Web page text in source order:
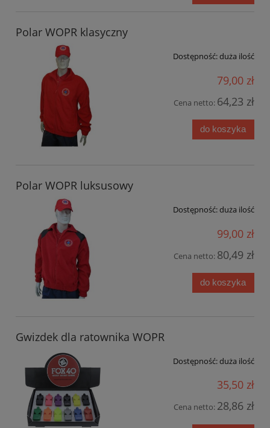
Polar WOPR klasyczny
Dostępność:duża ilość
79,00 zł
Cena netto: 64,23 zł
do koszyka
Polar WOPR luksusowy
Dostępność:duża ilość
99,00 zł
Cena netto: 80,49 zł
do koszyka
Gwizdek dla ratownika WOPR
Dostępność:duża ilość
35,50 zł
Cena netto: 28,86 zł